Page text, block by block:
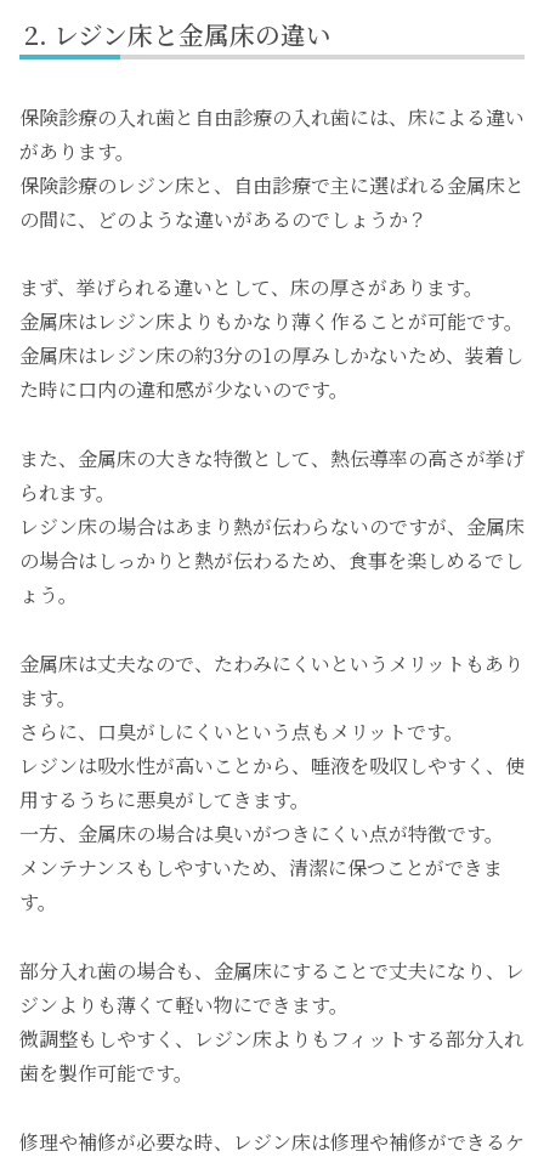
レジン床と金属床の違い
保険診療の入れ歯と自由診療の入れ歯には、床による違い
があります。
保険診療のレジン床と、自由診療で主に選ばれる金属床と
の間に、どのような違いがあるのでしょうか？
まず、挙げられる違いとして、床の厚さがあります。
金属床はレジン床よりもかなり薄く作ることが可能です。
金属床はレジン床の約3分の1の厚みしかないため、装着し
た時に口内の違和感が少ないのです。
また、金属床の大きな特徴として、熱伝導率の高さが挙げ
られます。
レジン床の場合はあまり熱が伝わらないのですが、金属床
の場合はしっかりと熱が伝わるため、食事を楽しめるでし
ょう。
金属床は丈夫なので、たわみにくいというメリットもあり
ます。
さらに、口臭がしにくいという点もメリットです。
レジンは吸水性が高いことから、唾液を吸収しやすく、使
用するうちに悪臭がしてきます。
一方、金属床の場合は臭いがつきにくい点が特徴です。
メンテナンスもしやすいため、清潔に保つことができま
す。
部分入れ歯の場合も、金属床にすることで丈夫になり、レ
ジンよりも薄くて軽い物にできます。
微調整もしやすく、レジン床よりもフィットする部分入れ
歯を製作可能です。
修理や補修が必要な時、レジン床は修理や補修ができるケ